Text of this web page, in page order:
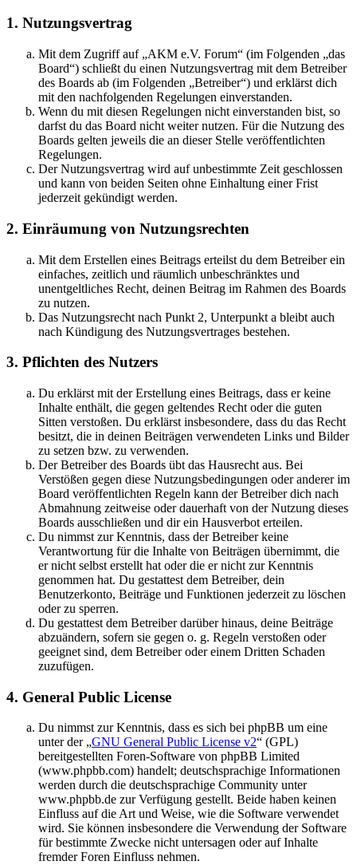
1. Nutzungsvertrag
Mit dem Zugriff auf „AKM e.V. Forum“ (im Folgenden „das
Board“) schließt du einen Nutzungsvertrag mit dem Betreiber
des Boards ab (im Folgenden „Betreiber“) und erklärst dich
mit den nachfolgenden Regelungen einverstanden.
Wenn du mit diesen Regelungen nicht einverstanden bist, so
darfst du das Board nicht weiter nutzen. Für die Nutzung des
Boards gelten jeweils die an dieser Stelle veröffentlichten
Regelungen.
Der Nutzungsvertrag wird auf unbestimmte Zeit geschlossen
und kann von beiden Seiten ohne Einhaltung einer Frist
jederzeit gekündigt werden.
2. Einräumung von Nutzungsrechten
Mit dem Erstellen eines Beitrags erteilst du dem Betreiber ein
einfaches, zeitlich und räumlich unbeschränktes und
unentgeltliches Recht, deinen Beitrag im Rahmen des Boards
zu nutzen.
Das Nutzungsrecht nach Punkt 2, Unterpunkt a bleibt auch
nach Kündigung des Nutzungsvertrages bestehen.
3. Pflichten des Nutzers
Du erklärst mit der Erstellung eines Beitrags, dass er keine
Inhalte enthält, die gegen geltendes Recht oder die guten
Sitten verstoßen. Du erklärst insbesondere, dass du das Recht
besitzt, die in deinen Beiträgen verwendeten Links und Bilder
zu setzen bzw. zu verwenden.
Der Betreiber des Boards übt das Hausrecht aus. Bei
Verstößen gegen diese Nutzungsbedingungen oder anderer im
Board veröffentlichten Regeln kann der Betreiber dich nach
Abmahnung zeitweise oder dauerhaft von der Nutzung dieses
Boards ausschließen und dir ein Hausverbot erteilen.
Du nimmst zur Kenntnis, dass der Betreiber keine
Verantwortung für die Inhalte von Beiträgen übernimmt, die
er nicht selbst erstellt hat oder die er nicht zur Kenntnis
genommen hat. Du gestattest dem Betreiber, dein
Benutzerkonto, Beiträge und Funktionen jederzeit zu löschen
oder zu sperren.
Du gestattest dem Betreiber darüber hinaus, deine Beiträge
abzuändern, sofern sie gegen o. g. Regeln verstoßen oder
geeignet sind, dem Betreiber oder einem Dritten Schaden
zuzufügen.
4. General Public License
Du nimmst zur Kenntnis, dass es sich bei phpBB um eine
unter der „GNU General Public License v2“ (GPL)
bereitgestellten Foren-Software von phpBB Limited
(www.phpbb.com) handelt; deutschsprachige Informationen
werden durch die deutschsprachige Community unter
www.phpbb.de zur Verfügung gestellt. Beide haben keinen
Einfluss auf die Art und Weise, wie die Software verwendet
wird. Sie können insbesondere die Verwendung der Software
für bestimmte Zwecke nicht untersagen oder auf Inhalte
fremder Foren Einfluss nehmen.